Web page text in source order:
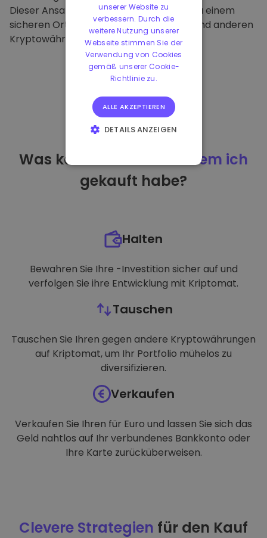
Dieser Ansatz macht unsere Plattform zu einem
sicheren Ort für die Aufbewahrung von und anderen
Kryptowährungen.
Was kann ich tun
nachdem ich
gekauft habe?
Halten
Bewahren Sie Ihre -Investition sicher auf und
verfolgen Sie ihre Entwicklung mit Kriptomat.
Tauschen
Tauschen Sie Ihren gegen andere Kryptowährungen
auf Kriptomat, um Ihr Portfolio mühelos zu
diversifizieren.
Verkaufen
Verkaufen Sie Ihren für Euro und lassen Sie sich das
Geld nahtlos auf Ihr verbundenes Bankkonto oder
Ihre Karte zurücküberweisen.
Clevere Strategien für den Kauf
unserer Website zu
verbessern. Durch die
weitere Nutzung unserer
Webseite stimmen Sie der
Verwendung von Cookies
gemäß unserer Cookie-
Richtlinie zu.
ALLE AKZEPTIEREN
DETAILS ANZEIGEN
PERFORMANCE